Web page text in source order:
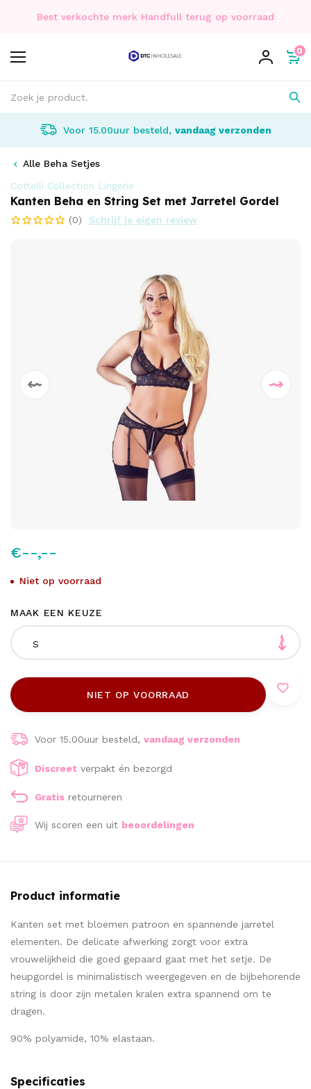
Best verkochte merk Handfull terug op voorraad
0
Voor 15.00uur besteld, vandaag verzonden
Alle Beha Setjes
Cottelli Collection Lingerie
Kanten Beha en String Set met Jarretel Gordel
(0) Schrijf je eigen review
€--,--
Niet op voorraad
MAAK EEN KEUZE
S
NIET OP VOORRAAD
Voor 15.00uur besteld, vandaag verzonden
Discreet verpakt én bezorgd
Gratis retourneren
Wij scoren een uit beoordelingen
Product informatie
Kanten set met bloemen patroon en spannende jarretel
elementen. De delicate afwerking zorgt voor extra
vrouwelijkheid die goed gepaard gaat met het setje. De
heupgordel is minimalistisch weergegeven en de bijbehorende
string is door zijn metalen kralen extra spannend om te
dragen.
90% polyamide, 10% elastaan.
Specificaties